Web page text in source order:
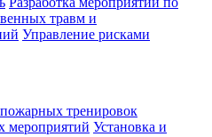
травм и
Управление рисками
тренировок
мероприятий Установка и